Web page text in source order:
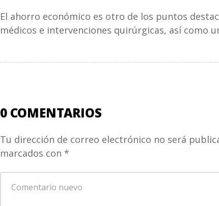
El ahorro económico es otro de los puntos
médicos e intervenciones quirúrgicas, así como
0 COMENTARIOS
Tu dirección de correo electrónico no será
marcados con *
comentario*